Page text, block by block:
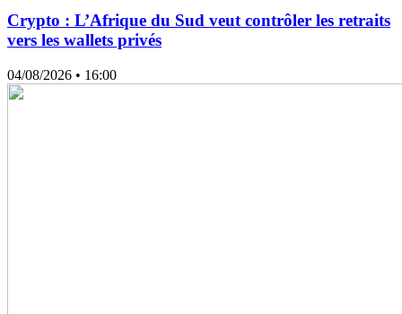
Crypto : L’Afrique du Sud veut contrôler les retraits
vers les wallets privés
04/08/2026 • 16:00